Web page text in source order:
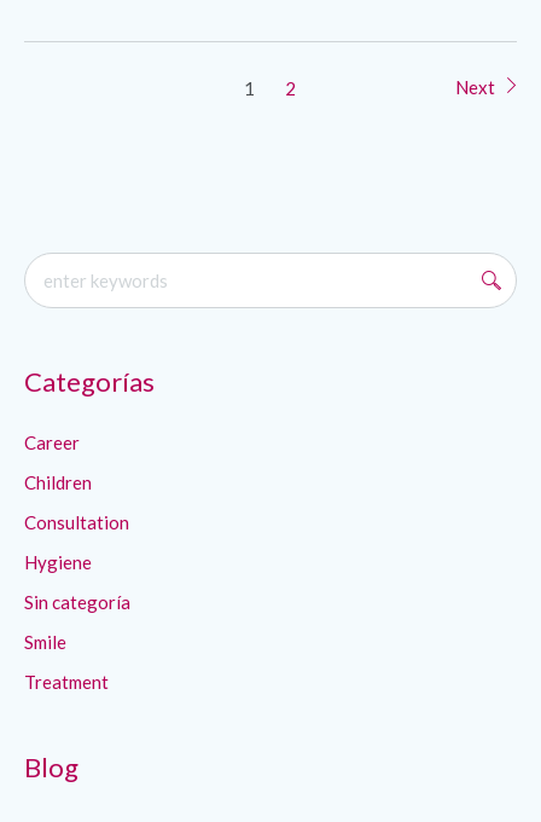
1 2 Next
Categorías
Career
Children
Consultation
Hygiene
Sin categoría
Smile
Treatment
Blog